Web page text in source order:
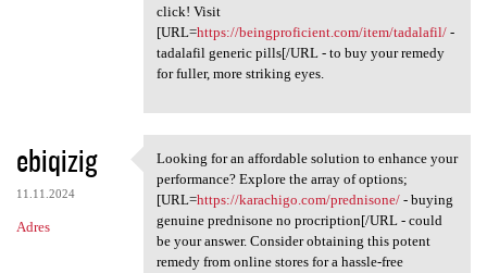
click! Visit
[URL=https://beingproficient.com/item/tadalafil/-
tadalafil generic pills[/URL - to buy your remedy
for fuller, more striking eyes.
ebiqizig
11.11.2024
Adres
Looking for an affordable
Looking for an affordable solution to enhance your
performance? Explore the array of options;
[URL=https://karachigo.com/prednisone/- buying
genuine prednisone no procription[/URL - could
be your answer. Consider obtaining this potent
remedy from online stores for a hassle-free